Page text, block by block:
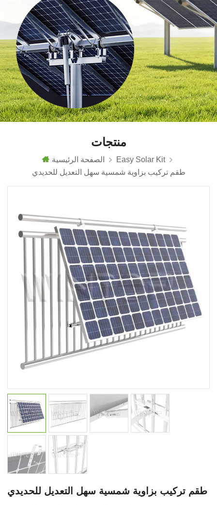
منتجات
الصفحة الرئيسية
Easy Solar Kit
طقم تركيب بزاوية شمسية سهل التعديل للحديدي
طقم تركيب بزاوية شمسية سهل التعديل للحديدي